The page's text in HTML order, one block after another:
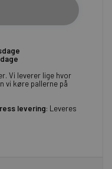
Vi leverer lige hvor
vi køre pallerne på
levering: Leveres